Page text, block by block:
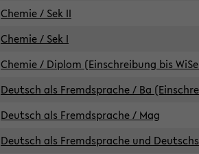
Chemie / Sek II
Chemie / Sek I
Chemie / Diplom (Einschreibung bis
Deutsch als Fremdsprache / Ba
Deutsch als Fremdsprache / Mag
Deutsch als Fremdsprache und